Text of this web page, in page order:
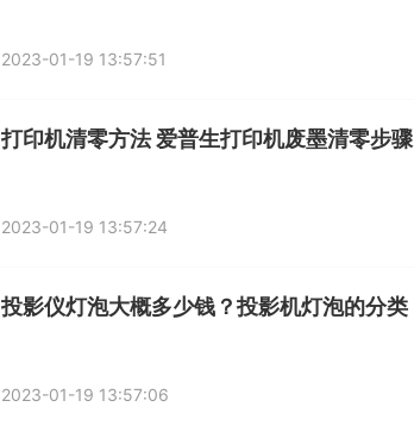
2023-01-19 13:57:51
打印机清零方法 爱普生打印机废墨清零步骤
2023-01-19 13:57:24
投影仪灯泡大概多少钱？投影机灯泡的分类
2023-01-19 13:57:06